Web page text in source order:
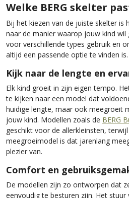
Welke BERG skelter
Bij het kiezen van de juiste skelter is
naar de manier waarop jouw kind wil
voor verschillende types gebruik en
altijd een passende optie te vinden is.
Kijk naar de lengte en
Elk kind groeit in zijn eigen tempo.
te kijken naar een model dat
huidige lengte, maar ook meegroeit
jouw kind. Modellen zoals de BERG
geschikt voor de allerkleinsten,
meegroeimodel is dat jarenlang
plezier van.
Comfort en
De modellen zijn zo ontworpen dat
eenvoudig te besturen zijn. Het stuur